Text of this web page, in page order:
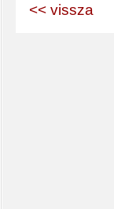
<< vissza